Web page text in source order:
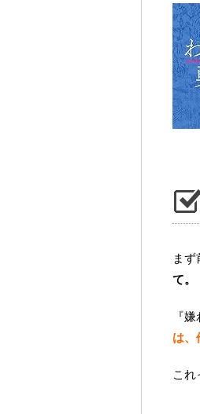
まず
て。
『
は、
これ